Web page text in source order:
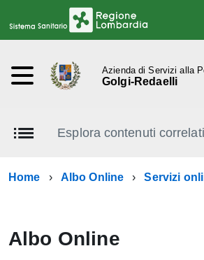
Azienda di Servizi alla
Golgi-Redaelli
Esplora contenuti correlati
Home Albo Online Servizi
Albo Online